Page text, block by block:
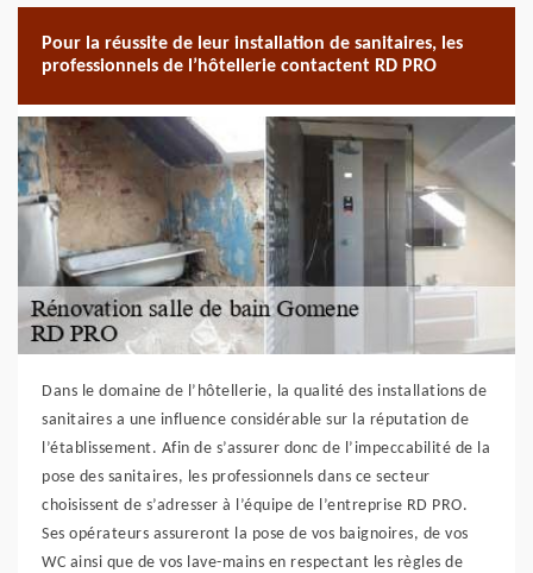
Pour la réussite de leur installation de sanitaires, les
professionnels de l’hôtellerie contactent RD PRO
Dans le domaine de l’hôtellerie, la qualité des installations de
sanitaires a une influence considérable sur la réputation de
l’établissement. Afin de s’assurer donc de l’impeccabilité de la
pose des sanitaires, les professionnels dans ce secteur
choisissent de s’adresser à l’équipe de l’entreprise RD PRO.
Ses opérateurs assureront la pose de vos baignoires, de vos
WC ainsi que de vos lave-mains en respectant les règles de